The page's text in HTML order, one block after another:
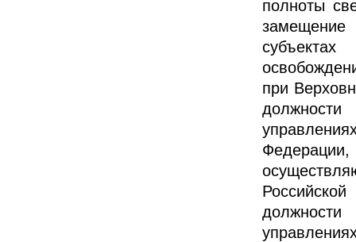
полноты
замещение
при
должности
должности